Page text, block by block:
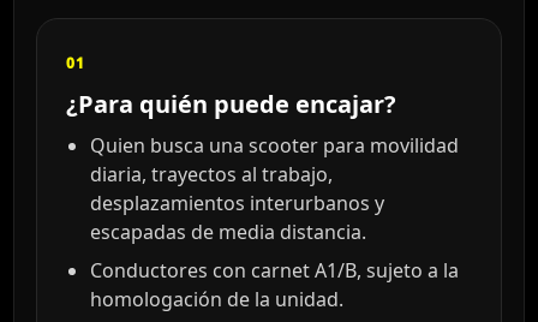
01
¿Para quién puede encajar?
Quien busca una scooter para movilidad
diaria, trayectos al trabajo,
desplazamientos interurbanos y
escapadas de media distancia.
Conductores con carnet A1/B, sujeto a la
homologación de la unidad.